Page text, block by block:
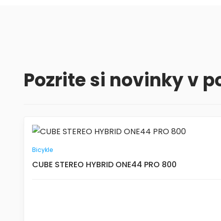
Pozrite si novinky v
Bicykle
CUBE STEREO HYBRID ONE44 PRO 800